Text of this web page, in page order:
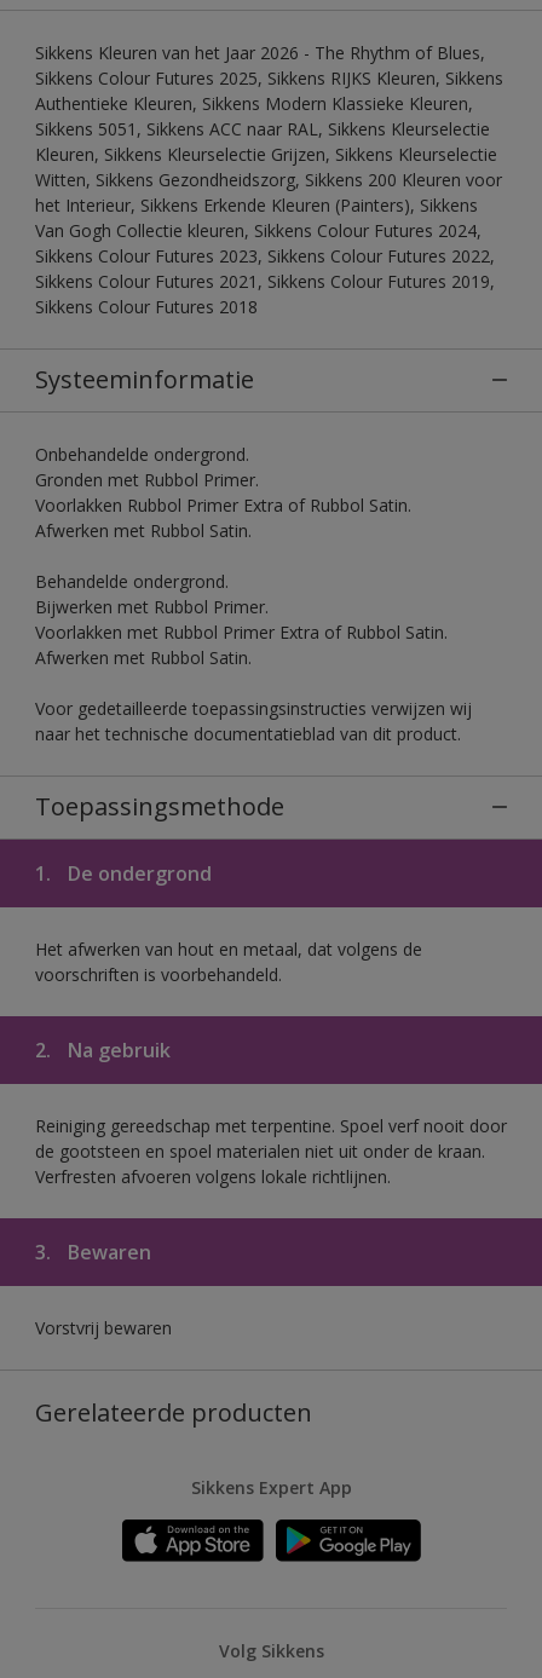
Sikkens Kleuren van het Jaar 2026 - The Rhythm of Blues,
Sikkens Colour Futures 2025, Sikkens RIJKS Kleuren, Sikkens
Authentieke Kleuren, Sikkens Modern Klassieke Kleuren,
Sikkens 5051, Sikkens ACC naar RAL, Sikkens Kleurselectie
Kleuren, Sikkens Kleurselectie Grijzen, Sikkens Kleurselectie
Witten, Sikkens Gezondheidszorg, Sikkens 200 Kleuren voor
het Interieur, Sikkens Erkende Kleuren (Painters), Sikkens
Van Gogh Collectie kleuren, Sikkens Colour Futures 2024,
Sikkens Colour Futures 2023, Sikkens Colour Futures 2022,
Sikkens Colour Futures 2021, Sikkens Colour Futures 2019,
Sikkens Colour Futures 2018
Systeeminformatie
Onbehandelde ondergrond.
Gronden met Rubbol Primer.
Voorlakken Rubbol Primer Extra of Rubbol Satin.
Afwerken met Rubbol Satin.
Behandelde ondergrond.
Bijwerken met Rubbol Primer.
Voorlakken met Rubbol Primer Extra of Rubbol Satin.
Afwerken met Rubbol Satin.
Voor gedetailleerde toepassingsinstructies verwijzen wij
naar het technische documentatieblad van dit product.
Toepassingsmethode
1. De ondergrond
Het afwerken van hout en metaal, dat volgens de
voorschriften is voorbehandeld.
2. Na gebruik
Reiniging gereedschap met terpentine. Spoel verf nooit door
de gootsteen en spoel materialen niet uit onder de kraan.
Verfresten afvoeren volgens lokale richtlijnen.
3. Bewaren
Vorstvrij bewaren
Gerelateerde producten
Sikkens Expert App
Volg Sikkens